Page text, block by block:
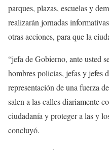
parques, plazas, escuelas y
realizarán jornadas
otras acciones, para que la
“jefa de Gobierno, ante usted
hombres policías, jefas y jefes
representación de una fuerza
salen a las calles diariamente
ciudadanía y proteger a las y
concluyó.